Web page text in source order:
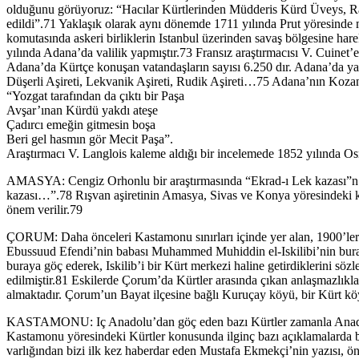
olduğunu görüyoruz: “Hacılar Kürtlerinden Müdderis Kürd Üveys,
edildi”.71 Yaklaşık olarak aynı dönemde 1711 yılında Prut
komutasında askeri birliklerin Istanbul üzerinden savaş bölgesine
yılında Adana’da valilik yapmıştır.73 Fransız araştırmacısı V.
Adana’da Kürtçe konuşan vatandaşların sayısı 6.250 dır.
Düşerli Aşireti, Lekvanik Aşireti, Rudik Aşireti…75 Adana’nın
“Yozgat tarafından da çıktı bir Paşa
Avşar’ınan Kürdü yakdı ateşe
Çadırcı emeğin gitmesin boşa
Beri gel hasmın gör Mecit Paşa”.
Araştırmacı V. Langlois kaleme aldığı bir incelemede 1852
AMASYA: Cengiz Orhonlu bir araştırmasında “Ekrad-ı Lek
kazası…”.78 Rışvan aşiretinin Amasya, Sivas ve Konya yöresindeki
önem verilir.79
ÇORUM: Daha önceleri Kastamonu sınırları içinde yer alan,
Ebussuud Efendi’nin babası Muhammed Muhiddin el-Iskilibi’nin
buraya göç ederek, Iskilib’i bir Kürt merkezi haline getirdiklerini
edilmiştir.81 Eskilerde Çorum’da Kürtler arasında çıkan
almaktadır. Çorum’un Bayat ilçesine bağlı Kuruçay köyü, bir Kürt
KASTAMONU: Iç Anadolu’dan göç eden bazı Kürtler zamanla
Kastamonu yöresindeki Kürtler konusunda ilginç bazı
varlığından bizi ilk kez haberdar eden Mustafa Ekmekçi’nin